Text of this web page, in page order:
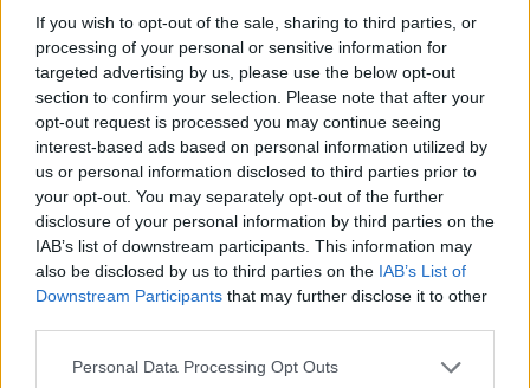
If you wish to opt-out of the sale, sharing to third parties, or
processing of your personal or sensitive information for
targeted advertising by us, please use the below opt-out
section to confirm your selection. Please note that after your
opt-out request is processed you may continue seeing
interest-based ads based on personal information utilized by
us or personal information disclosed to third parties prior to
your opt-out. You may separately opt-out of the further
disclosure of your personal information by third parties on the
IAB’s list of downstream participants. This information may
also be disclosed by us to third parties on the IAB’s List of
Downstream Participants that may further disclose it to other
Personal Data Processing Opt Outs
ΟΛΕΣ ΟΙ ΕΙΔΗΣΕΙΣ
Attica Roots Festival: Εννέα συναυλίες, δεκάδες
χιλιάδες θεατές, ένας νέος πολιτιστικός χάρτης
της Αττικής
Πάνω από 60 σημεία με καθαρό πόσιμο νερό σε
όλο τον Δήμο Χανίων
Η Πάρος στηρίζει τους εκπαιδευτικούς της
TAGS: ΔΗΜΟΙ ΝΕΡΟ ΥΠΕΝ